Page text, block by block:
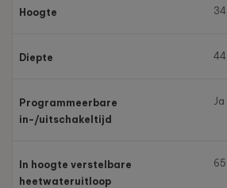
Hoogte
Diepte
Programmeerbare
in-/uitschakeltijd
Ja
In hoogte verstelbare
heetwateruitloop
65